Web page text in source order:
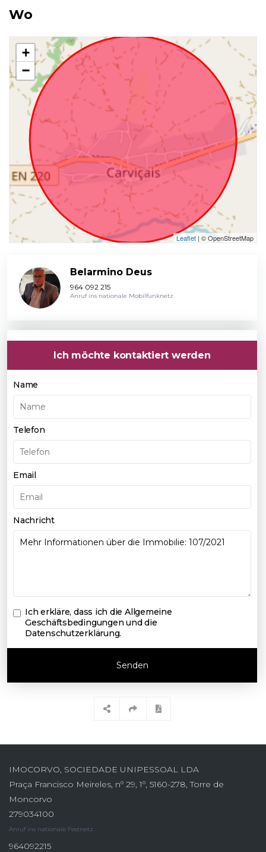
Wo
+
−
Leaflet | © OpenStreetMap
Belarmino Deus
964 092 215
Anruf ins nationale Mobilfunknetz
Ich möchte kontaktiert werden
Name
Telefon
Email
Nachricht
Ich erkläre, dass ich dieAllgemeine
Geschäftsbedingungen und die
Datenschutzerklärung.
Senden
IMOCORVO, SOCIEDADE UNIPESSOAL LDA
Praça Francisco Meireles, nº 29, 1º, 5160-278, Torre de
Moncorvo
279034100
Anruf ins nationale Festnetz
964092215